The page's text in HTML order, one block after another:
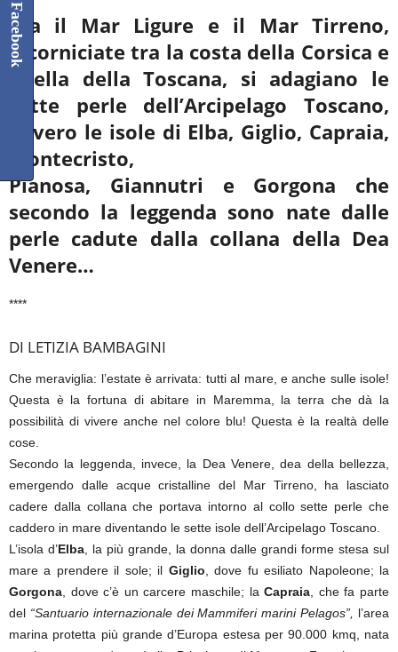
Tra il Mar Ligure e il Mar Tirreno,
incorniciate tra la costa della Corsica e
quella della Toscana, si adagiano le
sette perle dell’Arcipelago Toscano,
ovvero le isole di Elba, Giglio, Capraia,
Montecristo,
Pianosa, Giannutri e Gorgona che
secondo la leggenda sono nate dalle
perle cadute dalla collana della Dea
Venere…
****
DI LETIZIA BAMBAGINI
Che meraviglia: l’estate è arrivata: tutti al mare, e anche sulle isole!
Questa è la fortuna di abitare in Maremma, la terra che dà la
possibilità di vivere anche nel colore blu! Questa è la realtà delle
cose.
Secondo la leggenda, invece, la Dea Venere, dea della bellezza,
emergendo dalle acque cristalline del Mar Tirreno, ha lasciato
cadere dalla collana che portava intorno al collo sette perle che
caddero in mare diventando le sette isole dell’Arcipelago Toscano.
L’isola d’Elba , la più grande, la donna dalle grandi forme stesa sul
mare a prendere il sole; il Giglio , dove fu esiliato Napoleone; la
Gorgona , dove c’è un carcere maschile; laCapraia , che fa parte
del “Santuario internazionale dei Mammiferi marini Pelagos”,
l’area
marina protetta più grande d’Europa estesa per 90.000 kmq, nata
Facebook